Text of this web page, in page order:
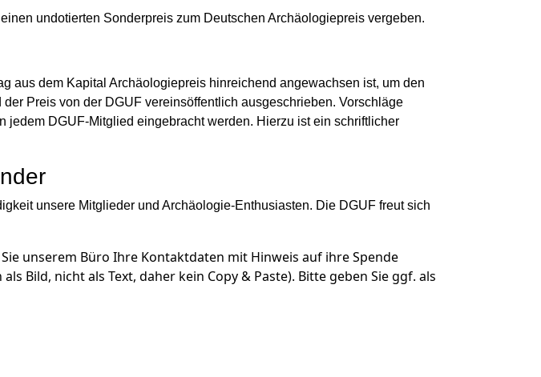
undotierten Sonderpreis zum Deutschen Archäologiepreis vergeben.
aus dem Kapital Archäologiepreis hinreichend angewachsen ist, um den
Preis von der DGUF vereinsöffentlich ausgeschrieben. Vorschläge
DGUF-Mitglied eingebracht werden. Hierzu ist ein schriftlicher
unsere Mitglieder und Archäologie-Enthusiasten. Die DGUF freut sich
unserem Büro Ihre Kontaktdaten mit Hinweis auf ihre Spende
Bild, nicht als Text, daher kein Copy & Paste). Bitte geben Sie ggf. als